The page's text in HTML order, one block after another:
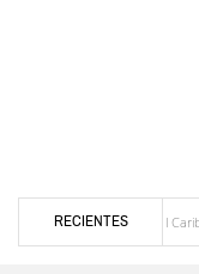
RECIENTES
y del Caribe